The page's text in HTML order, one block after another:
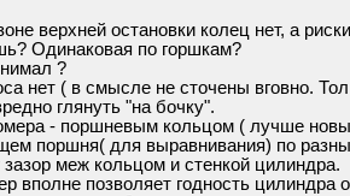
верхней остановки колец нет, а
Одинаковая по горшкам?
?
нет ( в смысле не сточены вговно.
глянуть "на бочку".
- поршневым кольцом ( лучше
поршня( для выравнивания) по
меж кольцом и стенкой цилиндра.
вполне позволяет годность цилиндра